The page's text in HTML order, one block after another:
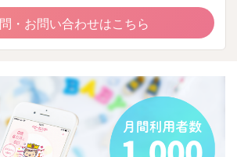
・お問い合わせはこちら